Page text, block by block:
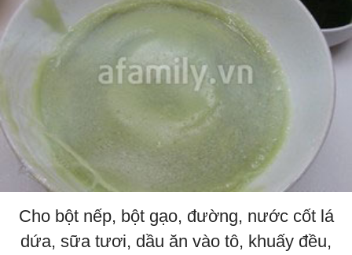
Cho bột nếp, bột gạo, đường, nước cốt lá
dứa, sữa tươi, dầu ăn vào tô, khuấy đều,